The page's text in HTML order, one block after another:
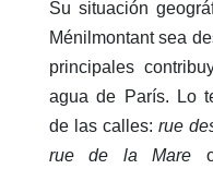
Su situación
Ménilmontant sea
principales
agua de París. Lo
de las calles: rue
rue de la Mare